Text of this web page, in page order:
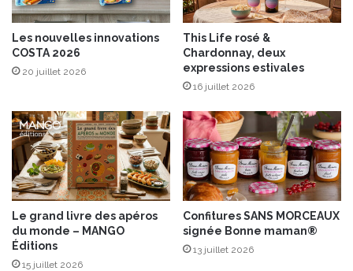
v
e
c
C
A
C
É
A
N
!
a
i
s
j
a
e
c
a
r
a
é
l
Les nouvelles innovations
COSTA 2026
20 juillet 2026
This Life rosé &
Chardonnay, deux
expressions estivales
16 juillet 2026
Le grand livre des apéros
du monde – MANGO
Éditions
15 juillet 2026
Confitures SANS MORCEAUX
signée Bonne maman®
13 juillet 2026